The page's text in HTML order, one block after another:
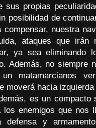
sus propias
posibilidad de
nuestra
ataques que irán
ya sea eliminando
Además, no siempre
matamarcianos
moverá hacia
es un compacto
los enemigos que nos
defensa y